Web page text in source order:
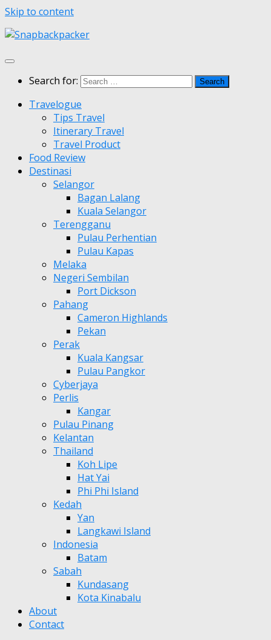
Skip to content
Search for:
Travelogue
Tips Travel
Itinerary Travel
Travel Product
Food Review
Destinasi
Selangor
Bagan Lalang
Kuala Selangor
Terengganu
Pulau Perhentian
Pulau Kapas
Melaka
Negeri Sembilan
Port Dickson
Pahang
Cameron Highlands
Pekan
Perak
Kuala Kangsar
Pulau Pangkor
Cyberjaya
Perlis
Kangar
Pulau Pinang
Kelantan
Thailand
Koh Lipe
Hat Yai
Phi Phi Island
Kedah
Yan
Langkawi Island
Indonesia
Batam
Sabah
Kundasang
Kota Kinabalu
About
Contact